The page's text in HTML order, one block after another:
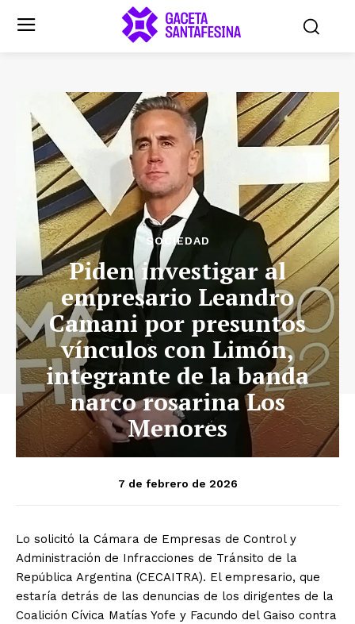
SOCIEDAD
Piden investigar al
empresario Leandro
Camani por presuntos
vínculos con Limón,
integrante de la banda
narco rosarina Los
Menores
7 de febrero de 2026
Lo solicitó la Cámara de Empresas de Control y
Administración de Infracciones de Tránsito de la
República Argentina (CECAITRA). El empresario, que
estaría detrás de las denuncias de los dirigentes de la
Coalición Cívica Matías Yofe y Facundo del Gaiso contra